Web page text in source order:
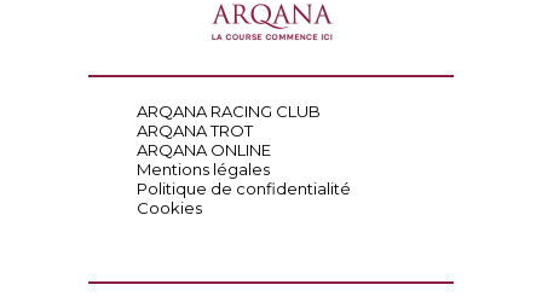
ARQANA RACING CLUB
ARQANA TROT
ARQANA ONLINE
Mentions légales
Politique de confidentialité
Cookies